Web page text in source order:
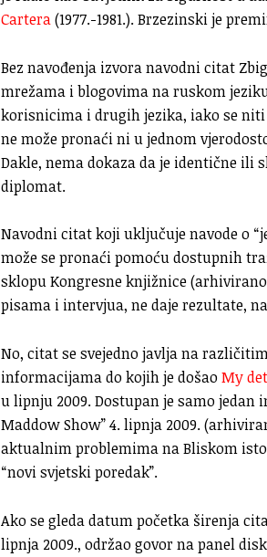
Cartera(1977.-1981.). Brzezinski je
Bez navođenja izvora navodni citat
mrežama i blogovima na ruskom
korisnicima i drugih jezika, iako se
ne može pronaći ni u jednom
Dakle, nema dokaza da je identične
diplomat.
Navodni citat koji uključuje navode o
može se pronaći pomoću dostupnih
sklopu Kongresne knjižnice (arhivirano
pisama i intervjua, ne daje rezultate,
No, citat se svejedno javlja na
informacijama do kojih je došaoMy
u lipnju 2009. Dostupan je samo jedan
Maddow Show” 4. lipnja 2009.
aktualnim problemima na Bliskom
“novi svjetski poredak”.
Ako se gleda datum početka širenja
lipnja 2009., održao govor na panel